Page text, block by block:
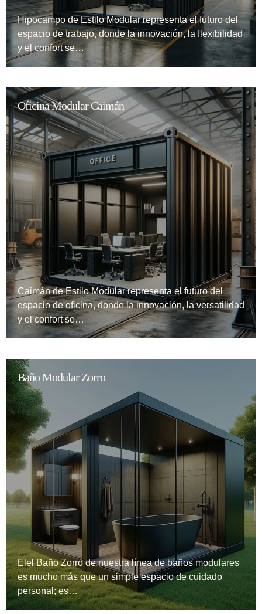
Hipocampo de Estilo Modular representa el futuro del
espacio de trabajo, donde la innovación, la flexibilidad
y el confort se…
Oficina Modular Caimán
Caimán de Estilo Modular representa el futuro del
espacio de oficina, donde la innovación, la versatilidad
y el confort se…
Baño Modular Zorro
Elel Baño Zorro de nuestra línea de baños modulares
es mucho más que un simple espacio de cuidado
personal; es…